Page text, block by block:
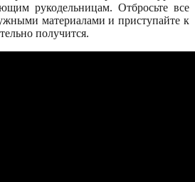
рукодельницам. Отбросьте все
материалами и приступайте к
получится.